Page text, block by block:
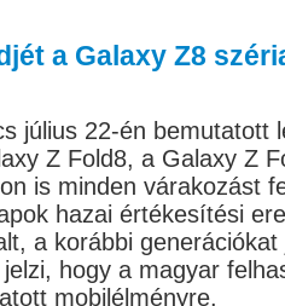
a Galaxy Z8
július 22-én bemutatott
Z Fold8, a Galaxy Z
is minden várakozást
hazai értékesítési
a korábbi
hogy a magyar
mobilélményre.